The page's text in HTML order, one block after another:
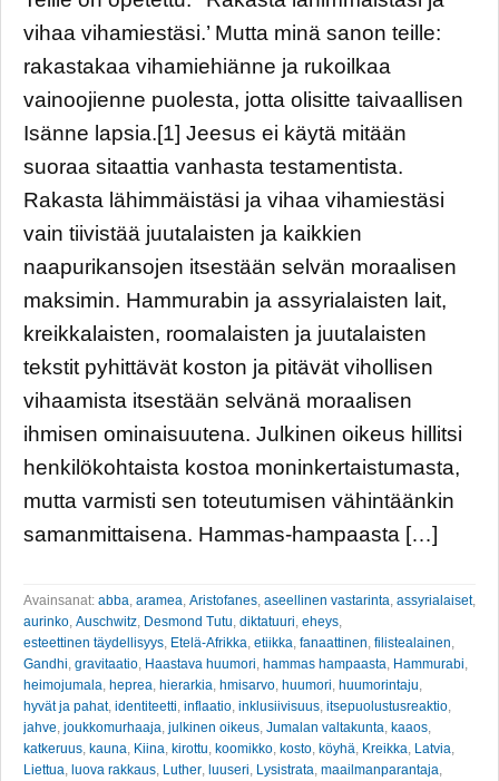
vihaa vihamiestäsi.’ Mutta minä sanon teille:
rakastakaa vihamiehiänne ja rukoilkaa
vainoojienne puolesta, jotta olisitte taivaallisen
Isänne lapsia.[1] Jeesus ei käytä mitään
suoraa sitaattia vanhasta testamentista.
Rakasta lähimmäistäsi ja vihaa vihamiestäsi
vain tiivistää juutalaisten ja kaikkien
naapurikansojen itsestään selvän moraalisen
maksimin. Hammurabin ja assyrialaisten lait,
kreikkalaisten, roomalaisten ja juutalaisten
tekstit pyhittävät koston ja pitävät vihollisen
vihaamista itsestään selvänä moraalisen
ihmisen ominaisuutena. Julkinen oikeus hillitsi
henkilökohtaista kostoa moninkertaistumasta,
mutta varmisti sen toteutumisen vähintäänkin
samanmittaisena. Hammas-hampaasta […]
Avainsanat: abba aramea Aristofanes aseellinen vastarinta assyrialaiset,
aurinko Auschwitz Desmond Tutu diktatuuri eheys
esteettinen täydellisyys Etelä-Afrikka etiikka fanaattinen filistealainen
Gandhi gravitaatio Haastava huumori hammas hampaasta Hammurabi
heimojumala heprea hierarkia hmisarvo huumori huumorintaju
hyvät ja pahat, identiteetti inflaatio inklusiivisuus itsepuolustusreaktio
jahve joukkomurhaaja julkinen oikeus Jumalan valtakunta kaaos
katkeruus kauna Kiina kirottu koomikko kosto köyhä Kreikka Latvia
Liettua luova rakkaus Luther luuseri Lysistrata maailmanparantaja